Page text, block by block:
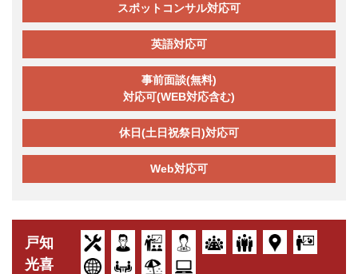
スポットコンサル対応可
英語対応可
事前面談(無料)
対応可(WEB対応含む)
休日(土日祝祭日)対応可
Web対応可
戸知
光喜